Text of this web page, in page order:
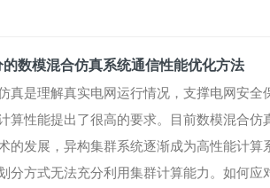
数模混合仿真系统通信性能优化方法
真是理解真实电网运行情况，支撑电网安
算性能提出了很高的要求。目前数模混合
的发展，异构集群系统逐渐成为高性能计
分方式无法充分利用集群计算能力。如何